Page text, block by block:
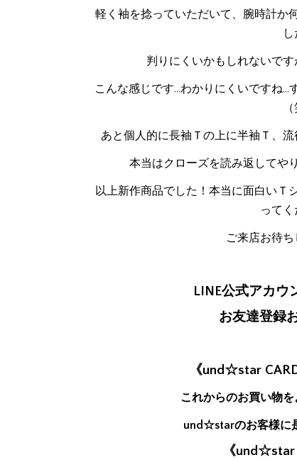
軽く袖を捻っていただいて、腕時計か
し
判りにくいかもしれないです
こんな感じです…わかりにくいですね…
あと個人的に長袖Ｔの上に半袖Ｔ、
本当はクローズを読み返してや
以上新作商品でした！本当に面白いＴ
ってく
ご来店お待ち
LINE公式アカウ
お友達登録
《und☆star
これからのお買い物を
und☆starのお客様に
《und☆star